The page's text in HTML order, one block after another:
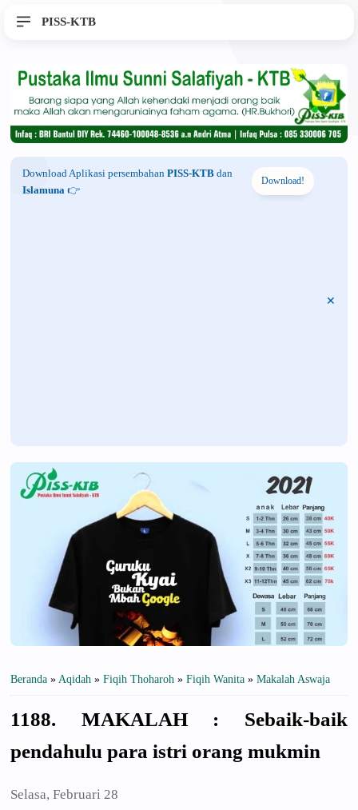
PISS-KTB
Download Aplikasi persembahan PISS-KTB dan
Islamuna 👉
Download!
Beranda » Aqidah » Fiqih Thoharoh » Fiqih Wanita » Makalah Aswaja
1188. MAKALAH : Sebaik-baik
pendahulu para istri orang mukmin
Selasa, Februari 28